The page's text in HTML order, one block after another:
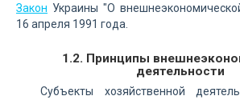
Закон Украины "О
16 апреля 1991 года.
1.2. Принципы
деятельности
Субъекты хозяйственной